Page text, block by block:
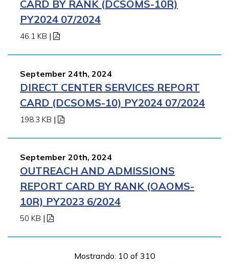
CARD BY RANK (DCSOMS-10R)
PY2024 07/2024
46.1 KB |
September 24th, 2024
DIRECT CENTER SERVICES REPORT
CARD (DCSOMS-10) PY2024 07/2024
198.3 KB |
September 20th, 2024
OUTREACH AND ADMISSIONS
REPORT CARD BY RANK (OAOMS-
10R) PY2023 6/2024
50 KB |
Mostrando: 10 of 310